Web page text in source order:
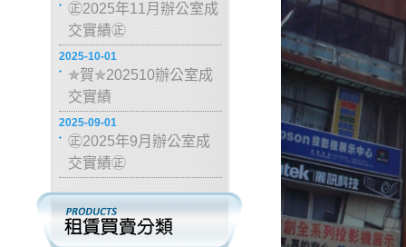
㊣2025年11月辦公室成
交實績㊣
2025-10-01
✯賀✯202510辦公室成
交實績
2025-09-01
㊣2025年9月辦公室成
交實績㊣